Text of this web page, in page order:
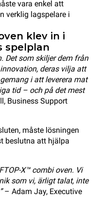
vara enkel att
verklig lagspelare i
klev in i
spelplan
Det som skiljer dem från
deras vilja att
i att leverera mat
tid – och på det mest
Business Support
måste lösningen
beslutna att hjälpa
X™ combi oven. Vi
som vi, ärligt talat, inte
– Adam Jay, Executive